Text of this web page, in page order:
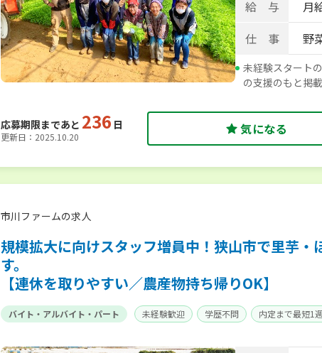
給 与
月
仕 事
野
未経験スタート
の支援のもと掲
応募期限まであと 236 日
更新日：2025.10.20 気になる
市川ファームの求人
規模拡大に向けスタッフ増員中！狭山市で里芋
す。
【連休を取りやすい／農産物持ち帰りOK】
バイト・アルバイト・パート 未経験歓迎 学歴不問 内定まで最短1